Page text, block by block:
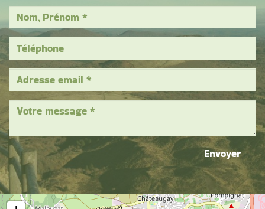
Envoyer